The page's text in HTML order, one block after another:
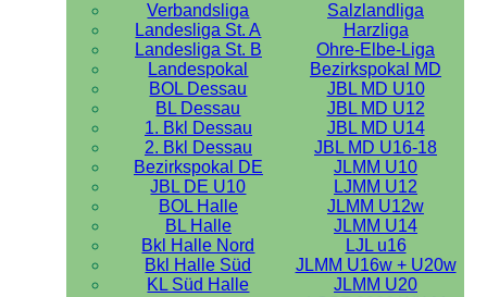
Verbandsliga
Salzlandliga
Landesliga St. A
Harzliga
Landesliga St. B
Ohre-Elbe-Liga
Landespokal
Bezirkspokal MD
BOL Dessau
JBL MD U10
BL Dessau
JBL MD U12
1. Bkl Dessau
JBL MD U14
2. Bkl Dessau
JBL MD U16-18
Bezirkspokal DE
JLMM U10
JBL DE U10
LJMM U12
BOL Halle
JLMM U12w
BL Halle
JLMM U14
Bkl Halle Nord
LJL u16
Bkl Halle Süd
JLMM U16w + U20w
KL Süd Halle
JLMM U20